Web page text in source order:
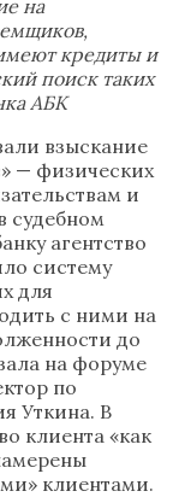
на
кредиты и
поиск таких
АБК
взыскание
— физических
и
судебном
агентство
систему
для
с ними на
до
на форуме
по
Уткина. В
клиента «как
клиентами.